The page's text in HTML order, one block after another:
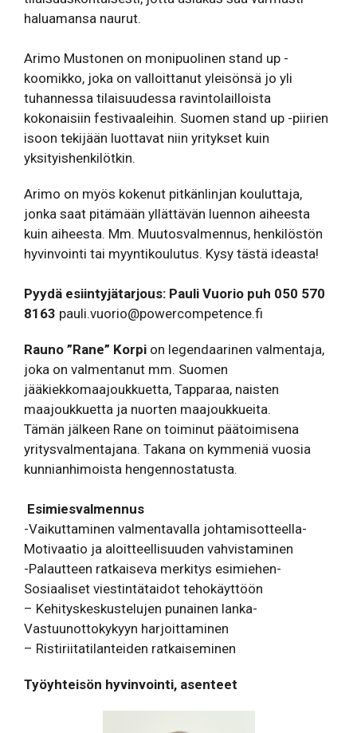
haluamansa naurut.
Arimo Mustonen on monipuolinen stand up -
koomikko, joka on valloittanut yleisönsä jo yli
tuhannessa tilaisuudessa ravintolailloista
kokonaisiin festivaaleihin. Suomen stand up -piirien
isoon tekijään luottavat niin yritykset kuin
yksityishenkilötkin.
Arimo on myös kokenut pitkänlinjan kouluttaja,
jonka saat pitämään yllättävän luennon aiheesta
kuin aiheesta. Mm. Muutosvalmennus, henkilöstön
hyvinvointi tai myyntikoulutus. Kysy tästä ideasta!
Pyydä esiintyjätarjous: Pauli Vuorio puh 050 570
8163 pauli.vuorio@powercompetence.fi
Rauno ”Rane” Korpi on legendaarinen valmentaja,
joka on valmentanut mm. Suomen
jääkiekkomaajoukkuetta, Tapparaa, naisten
maajoukkuetta ja nuorten maajoukkueita.
Tämän jälkeen Rane on toiminut päätoimisena
yritysvalmentajana. Takana on kymmeniä vuosia
kunnianhimoista hengennostatusta.
Esimiesvalmennus
-Vaikuttaminen valmentavalla johtamisotteella-
Motivaatio ja aloitteellisuuden vahvistaminen
-Palautteen ratkaiseva merkitys esimiehen-
Sosiaaliset viestintätaidot tehokäyttöön
– Kehityskeskustelujen punainen lanka-
Vastuunottokykyyn harjoittaminen
– Ristiriitatilanteiden ratkaiseminen
Työyhteisön hyvinvointi, asenteet